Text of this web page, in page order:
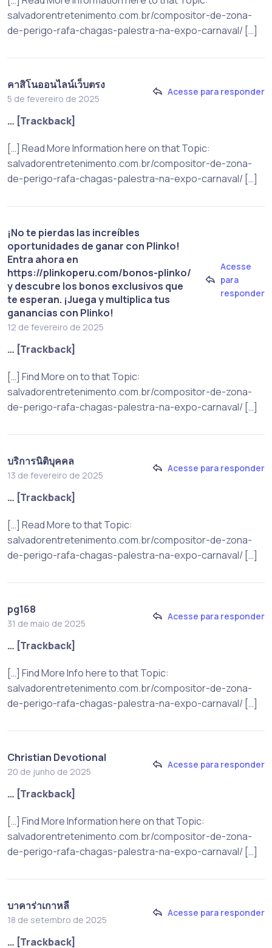
salvadorentretenimento.com.br/compositor-de-zona-
de-perigo-rafa-chagas-palestra-na-expo-carnaval/ […]
คาสิโนออนไลน์เว็บตรง
5 de fevereiro de 2025
Acesse para responder
… [Trackback]
[…] Read More Information here on that Topic:
salvadorentretenimento.com.br/compositor-de-zona-
de-perigo-rafa-chagas-palestra-na-expo-carnaval/ […]
¡No te pierdas las increíbles
oportunidades de ganar con Plinko!
Entra ahora en
https://plinkoperu.com/bonos-plinko/
y descubre los bonos exclusivos que
te esperan. ¡Juega y multiplica tus
ganancias con Plinko!
12 de fevereiro de 2025
Acesse
para
responder
… [Trackback]
[…] Find More on to that Topic:
salvadorentretenimento.com.br/compositor-de-zona-
de-perigo-rafa-chagas-palestra-na-expo-carnaval/ […]
บริการนิติบุคคล
13 de fevereiro de 2025
Acesse para responder
… [Trackback]
[…] Read More to that Topic:
salvadorentretenimento.com.br/compositor-de-zona-
de-perigo-rafa-chagas-palestra-na-expo-carnaval/ […]
pg168
31 de maio de 2025
Acesse para responder
… [Trackback]
[…] Find More Info here to that Topic:
salvadorentretenimento.com.br/compositor-de-zona-
de-perigo-rafa-chagas-palestra-na-expo-carnaval/ […]
Christian Devotional
20 de junho de 2025
Acesse para responder
… [Trackback]
[…] Find More Information here on that Topic:
salvadorentretenimento.com.br/compositor-de-zona-
de-perigo-rafa-chagas-palestra-na-expo-carnaval/ […]
บาคาร่าเกาหลี
18 de setembro de 2025
Acesse para responder
… [Trackback]